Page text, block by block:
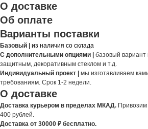
О доставке
Об оплате
Варианты поставки
Базовый | из наличия со склада
С дополнительными опциями | базовый
защитным, декоративным стеклом и т.д.
Индивидуальный проект | мы изготавливаем
требованиям. Срок 1-2 недели.
О доставке
Доставка курьером в пределах МКАД.
400 рублей.
Доставка от 30000 ₽ бесплатно.